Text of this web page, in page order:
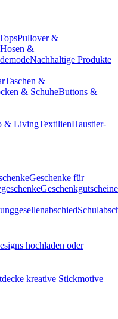
Pullover &
Hosen &
Nachhaltige Produkte
Taschen &
& SchuheButtons &
& LivingTextilienHaustier-
Geschenke für
Geschenkgutscheine
hochladen oder
kreative Stickmotive